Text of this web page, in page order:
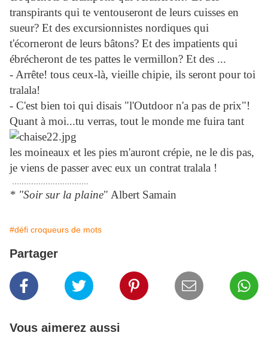
transpirants qui te ventouseront de leurs cuisses en
sueur? Et des excursionnistes nordiques qui
t'écorneront de leurs bâtons? Et des impatients qui
ébrécheront de tes pattes le vermillon? Et des ...
- Arrête! tous ceux-là, vieille chipie, ils seront pour toi
tralala!
- C'est bien toi qui disais "l'Outdoor n'a pas de prix"!
Quant à moi...tu verras, tout le monde me fuira tant
les moineaux et les pies m'auront crépie, ne le dis pas,
je viens de passer avec eux un contrat tralala !
* "Soir sur la plaine" Albert Samain
#défi croqueurs de mots
Partager
Vous aimerez aussi